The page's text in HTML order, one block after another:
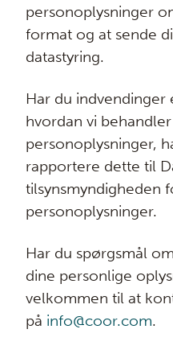
personoplysninger
format og at sende
datastyring.
Har du indvendinger
hvordan vi
personoplysninger,
rapportere dette til
tilsynsmyndigheden
personoplysninger.
Har du spørgsmål
dine personlige
velkommen til at
på info@coor.com.